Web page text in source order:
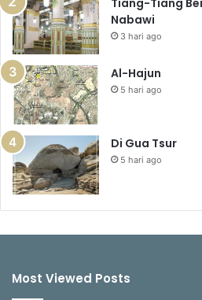
Tiang-Tiang
Nabawi
3 hari ago
Al-Hajun
5 hari ago
Di Gua Tsur
5 hari ago
Most Viewed Posts